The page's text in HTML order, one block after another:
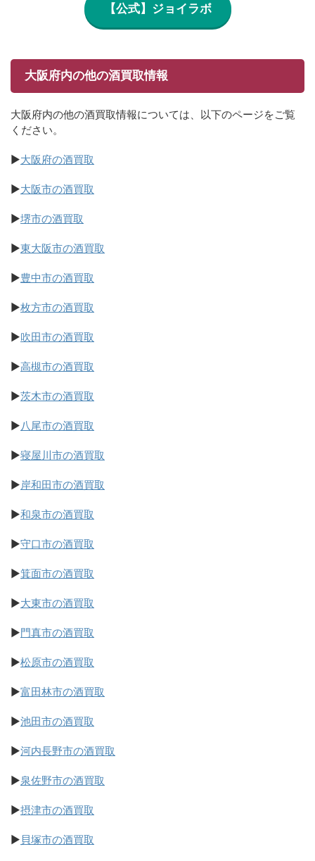
【公式】ジョイラボ
大阪府内の他の酒買取情報
大阪府内の他の酒買取情報については、以下のページをご覧
ください。
▶大阪府の酒買取
▶大阪市の酒買取
▶堺市の酒買取
▶東大阪市の酒買取
▶豊中市の酒買取
▶枚方市の酒買取
▶吹田市の酒買取
▶高槻市の酒買取
▶茨木市の酒買取
▶八尾市の酒買取
▶寝屋川市の酒買取
▶岸和田市の酒買取
▶和泉市の酒買取
▶守口市の酒買取
▶箕面市の酒買取
▶大東市の酒買取
▶門真市の酒買取
▶松原市の酒買取
▶富田林市の酒買取
▶池田市の酒買取
▶河内長野市の酒買取
▶泉佐野市の酒買取
▶摂津市の酒買取
▶ 貝塚市の酒買取